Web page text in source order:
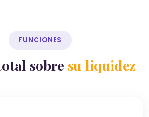
FUNCIONES
sobre su liquidez